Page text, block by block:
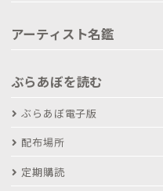
アーティスト名鑑
ぶらあぼを読む
ぶらあぼ電子版
配布場所
定期購読